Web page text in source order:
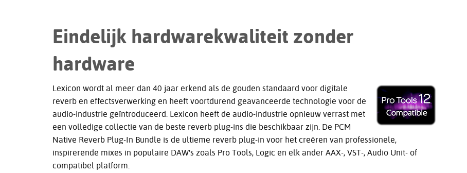
Eindelijk hardwarekwaliteit zonder
hardware
Lexicon wordt al meer dan 40 jaar erkend als de gouden standaard voor digitale
reverb en effectsverwerking en heeft voortdurend geavanceerde technologie voor de
audio-industrie geïntroduceerd. Lexicon heeft de audio-industrie opnieuw verrast met
een volledige collectie van de beste reverb plug-ins die beschikbaar zijn. De PCM
Native Reverb Plug-In Bundle is de ultieme reverb plug-in voor het creëren van professionele,
inspirerende mixes in populaire DAW's zoals Pro Tools, Logic en elk ander AAX-, VST-, Audio Unit- of
compatibel platform.